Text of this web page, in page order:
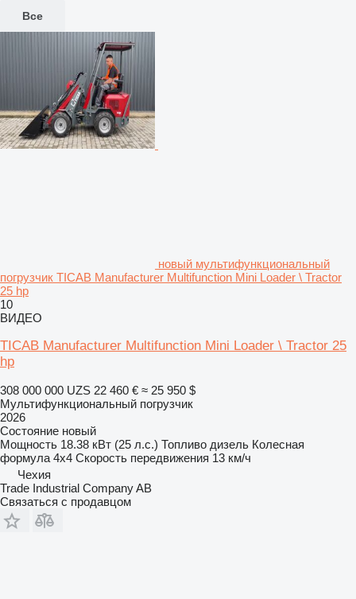
Все
новый мультифункциональный
погрузчик TICAB Manufacturer Multifunction Mini Loader \ Tractor
25 hp
10
ВИДЕО
TICAB Manufacturer Multifunction Mini Loader \ Tractor 25
hp
308 000 000 UZS 22 460 € ≈ 25 950 $
Мультифункциональный погрузчик
2026
Состояние новый
Мощность 18.38 кВт (25 л.с.) Топливо дизель Колесная
формула 4x4 Скорость передвижения 13 км/ч
Чехия
Trade Industrial Company AB
Связаться с продавцом